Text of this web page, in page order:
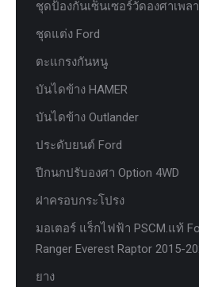
ชุดป้องกันเซ็นเซอร์วัดองศาเพล
ชุดแต่ง Ford
ตะแกรงกันหนู
บันไดข้าง HAMER
บันไดข้าง Outlander
ประดับยนต์ Ford
ปีกนกปรับองศา Option 4WD
ฝาครอบกระโปรง
มอเตอร์ แร็กไฟฟ้า PSCM.แท้
Ranger Everest Raptor 2015-
ยาง